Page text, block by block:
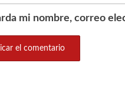
mi nombre, correo